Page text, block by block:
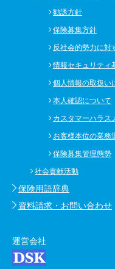
勧誘方針
保険募集方針
反社会的勢力に対
情報セキュリティ
個人情報の取扱い
本人確認について
カスタマーハラス
お客様本位の業務
保険募集管理態勢
社会貢献活動
保険用語辞典
資料請求・お問い合わせ
運営会社